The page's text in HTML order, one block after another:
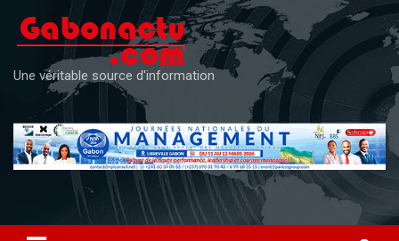
content
Une véritable source d'information